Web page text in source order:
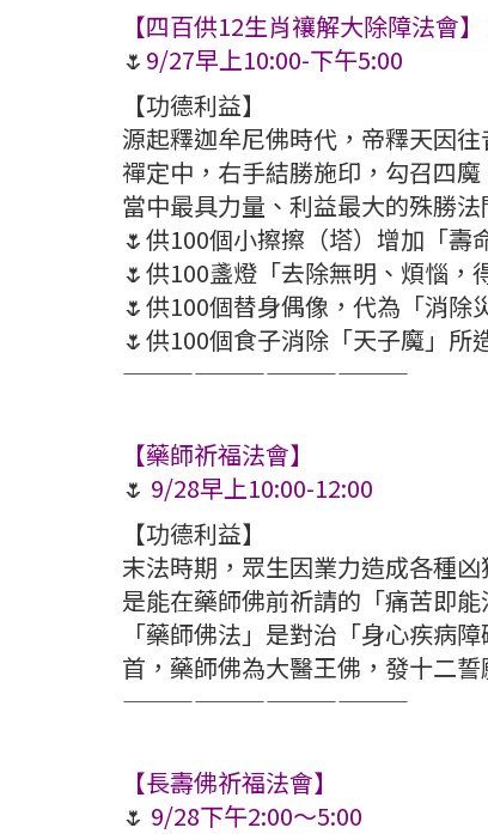
【四百供12生肖禳解大除障法會
🌷 9/27早上10:00-下午5:00
【功德利益】
源起釋迦牟尼佛時代，帝釋天因
禪定中，右手結勝施印，勾召四
當中最具力量、利益最大的殊勝法
🌷供100個小擦擦（塔）增加「壽
🌷供100盞燈「去除無明、煩惱，
🌷供100個替身偶像，代為「消除
🌷供100個食子消除「天子魔」
————————————
【藥師祈福法會】
🌷 9/28早上10:00-12:00
【功德利益】
末法時期，眾生因業力造成各種
是能在藥師佛前祈請的「痛苦即能
「藥師佛法」是對治「身心疾病
首，藥師佛為大醫王佛，發十二
————————————
【長壽佛祈福法會】
🌷 9/28下午2:00～5:00